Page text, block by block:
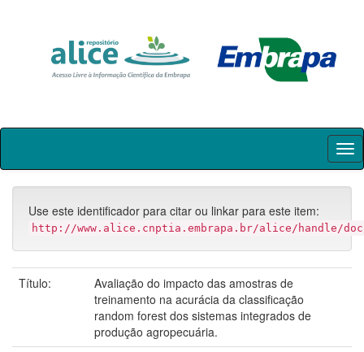
Skip
Use este identificador para citar ou linkar para este item:
http://www.alice.cnptia.embrapa.br/alice/handle/doc/
Título:
Avaliação do impacto das amostras de
treinamento na acurácia da classificação
random forest dos sistemas integrados de
produção agropecuária.